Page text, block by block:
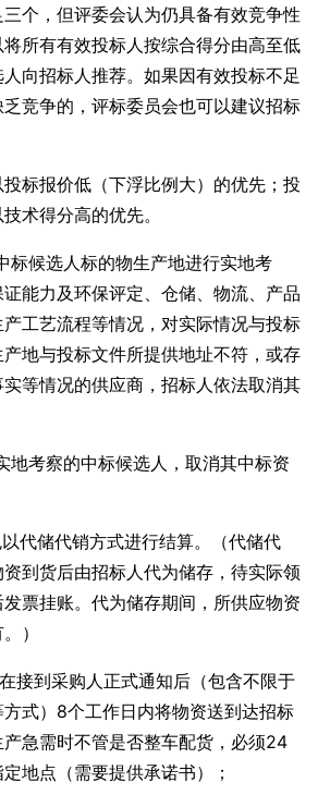
个，但评委会认为仍具备有效竞争性
所有有效投标人按综合得分由高至低
向招标人推荐。如果因有效投标不足
竞争的，评标委员会也可以建议招标
标报价低（下浮比例大）的优先；投
术得分高的优先。
标候选人标的物生产地进行实地考
能力及环保评定、仓储、物流、产品
工艺流程等情况，对实际情况与投标
地与投标文件所提供地址不符，或存
等情况的供应商，招标人依法取消其
地考察的中标候选人，取消其中标资
代储代销方式进行结算。（代储代
到货后由招标人代为储存，待实际领
票挂账。代为储存期间，所供应物资
）
接到采购人正式通知后（包含不限于
式）8个工作日内将物资送到达招标
产急需时不管是否整车配货，必须24
地点（需要提供承诺书）；